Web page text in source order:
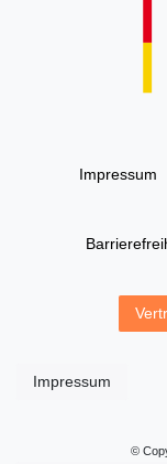
Impressum
Impressum
©